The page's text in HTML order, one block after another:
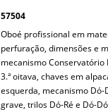
57504
Oboé profissional em
perfuração, dimensões e
mecanismo
3.ª oitava, chaves em
esquerda, mecanismo
grave, trilos Dó-Ré e Dó-